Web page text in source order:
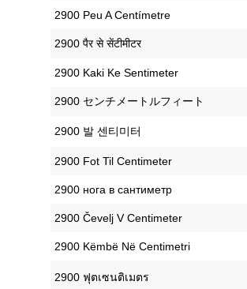
‎2900 Peu A Centímetre
‎2900 पैर से सेंटीमीटर
‎2900 Kaki Ke Sentimeter
‎2900 センチメートルフィート
‎2900 발 센티미터
‎2900 Fot Til Centimeter
‎2900 нога в сантиметр
‎2900 Čevelj V Centimeter
‎2900 Këmbë Në Centimetri
‎2900 ฟุตเซนติเมตร